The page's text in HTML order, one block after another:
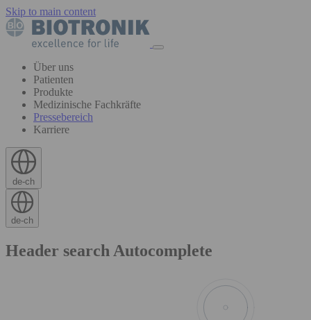
Skip to main content
Über uns
Patienten
Produkte
Medizinische Fachkräfte
Pressebereich
Karriere
de-ch
de-ch
Header search Autocomplete